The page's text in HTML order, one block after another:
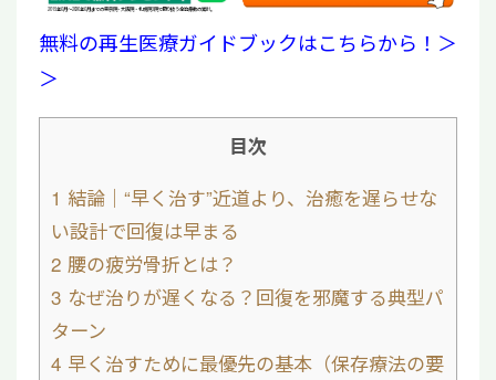
2019年6月〜2026年6月までの東京院・大阪院・札幌院3院で取り扱う全治療数の累計。
無料の再生医療ガイドブックはこちらから！＞
＞
目次
1 結論｜“早く治す”近道より、治癒を遅らせな
い設計で回復は早まる
2 腰の疲労骨折とは？
3 なぜ治りが遅くなる？回復を邪魔する典型パ
ターン
4 早く治すために最優先の基本（保存療法の要